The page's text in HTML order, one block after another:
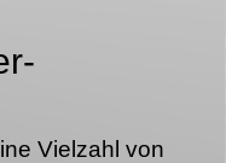
Vielzahl von